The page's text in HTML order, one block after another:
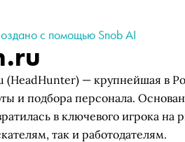
с помощью Snob AI
(HeadHunter) — крупнейшая в
и подбора персонала.
в ключевого игрока на
так и работодателям.